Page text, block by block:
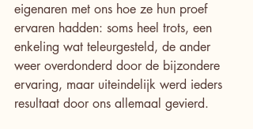
eigenaren met ons hoe ze hun proef
ervaren hadden: soms heel trots, een
enkeling wat teleurgesteld, de ander
weer overdonderd door de bijzondere
ervaring, maar uiteindelijk werd ieders
resultaat door ons allemaal gevierd.